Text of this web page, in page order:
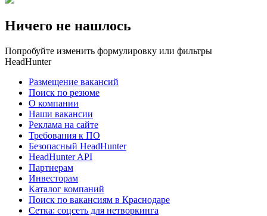
Ничего не нашлось
Попробуйте изменить формулировку или фильтры
HeadHunter
Размещение вакансий
Поиск по резюме
О компании
Наши вакансии
Реклама на сайте
Требования к ПО
Безопасный HeadHunter
HeadHunter API
Партнерам
Инвесторам
Каталог компаний
Поиск по вакансиям в Краснодаре
Сетка: соцсеть для нетворкинга